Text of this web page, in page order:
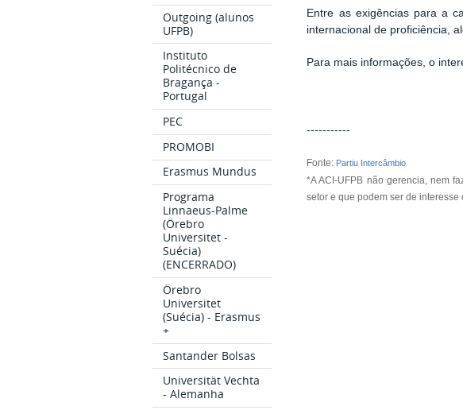
Outgoing (alunos
UFPB)
Instituto
Politécnico de
Bragança -
Portugal
PEC
PROMOBI
Erasmus Mundus
Programa
Linnaeus-Palme
(Örebro
Universitet -
Suécia)
(ENCERRADO)
Örebro
Universitet
(Suécia) - Erasmus
+
Santander Bolsas
Universität Vechta
- Alemanha
Entre as exigências para a
internacional de proficiência,
Para mais informações, o
-----------
Fonte: Partiu Intercâmbio
*A ACI-UFPB não gerencia, nem
setor e que podem ser de interesse